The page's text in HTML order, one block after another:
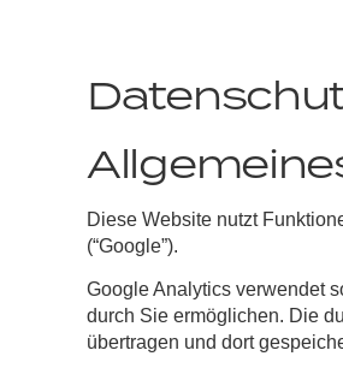
Diese Website nutzt
(“Google”).
Google Analytics verwendet
durch Sie ermöglichen. Die
übertragen und dort